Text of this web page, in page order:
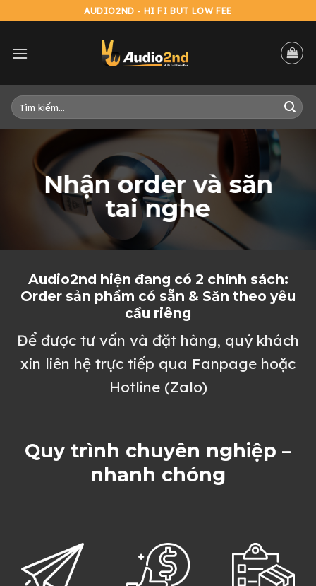
to
AUDIO2ND - HI FI BUT LOW FEE
Tìm
kiếm:
Nhận order và săn
tai nghe
Audio2nd hiện đang có 2 chính sách:
Order sản phẩm có sẵn & Săn theo yêu
cầu riêng
Để được tư vấn và đặt hàng, quý khách
xin liên hệ trực tiếp qua Fanpage hoặc
Hotline (Zalo)
Quy trình chuyên nghiệp –
nhanh chóng